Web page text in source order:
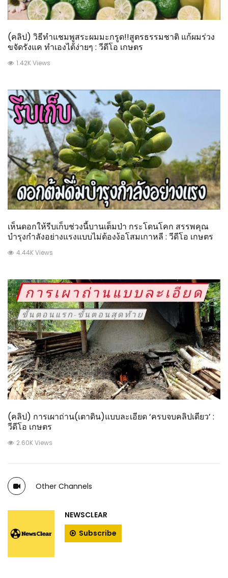
(คลิป) วิธีทำแชมพูสระผมมะกรูด!!สูตรธรรมชาติ แก้ผมร่วง
ขจัดรังแค ทำเองได้ง่ายๆ : วีดีโอ เกษตร
1.42K Views
เห็นดอกให้รีบเก็บช่วงนี้บานเต็มป่า กระโดนโคก สรรพคุณ
บำรุงกำลังอย่างแรงแบบไม่ต้องง้อโสมเกาหลี : วีดีโอ เกษตร
4.44K Views
(คลิป) การเผาถ่าน(เตาดิน)แบบละเอียด ‘ครบจบคลิปเดียว’ :
วีดีโอ เกษตร
2.60K Views
Other Channels
NEWSCLEAR
Subscribe